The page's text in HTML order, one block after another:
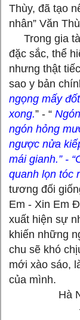
Thùy, đã tạo
nhân” Văn
Trong gia
đặc sắc, thể
nhưng thật
sao y bản
ngọng mấy
xong.” - “
ngón hỏng
ngược nửa
mái gianh.” -
quanh lọn tóc
tương đối
Em - Xin Em
xuất hiện sự
khiến những
chu sẽ khó
mới xào sáo,
của mình.
Hà